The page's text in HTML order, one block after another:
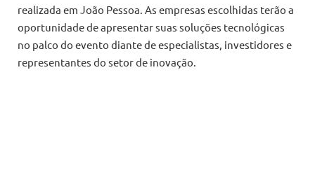
realizada em João Pessoa. As empresas escolhidas terão a
oportunidade de apresentar suas soluções tecnológicas
no palco do evento diante de especialistas, investidores e
representantes do setor de inovação.